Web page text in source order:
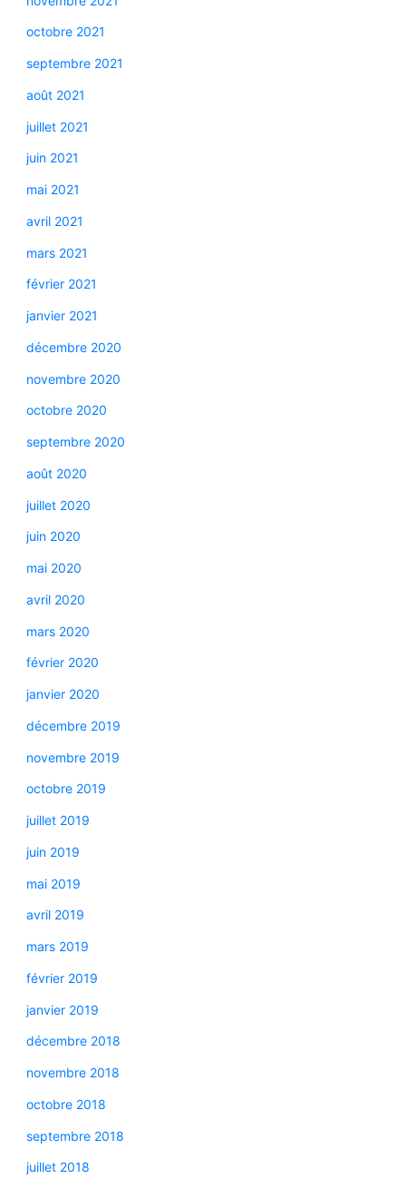
octobre 2021
septembre 2021
août 2021
juillet 2021
juin 2021
mai 2021
avril 2021
mars 2021
février 2021
janvier 2021
décembre 2020
novembre 2020
octobre 2020
septembre 2020
août 2020
juillet 2020
juin 2020
mai 2020
avril 2020
mars 2020
février 2020
janvier 2020
décembre 2019
novembre 2019
octobre 2019
juillet 2019
juin 2019
mai 2019
avril 2019
mars 2019
février 2019
janvier 2019
décembre 2018
novembre 2018
octobre 2018
septembre 2018
juillet 2018